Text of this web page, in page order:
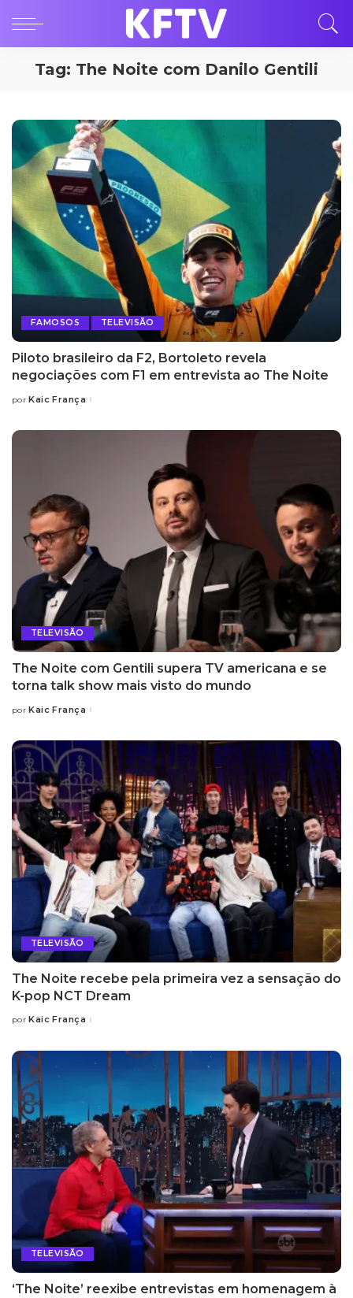
Tag: The Noite com Danilo Gentili
FAMOSOS TELEVISÃO
Piloto brasileiro da F2, Bortoleto revela
negociações com F1 em entrevista ao The Noite
Posted
por Kaic França
TELEVISÃO
The Noite com Gentili supera TV americana e se
torna talk show mais visto do mundo
Posted
por Kaic França
TELEVISÃO
The Noite recebe pela primeira vez a sensação do
K-pop NCT Dream
Posted
por Kaic França
TELEVISÃO
‘The Noite’ reexibe entrevistas em homenagem à